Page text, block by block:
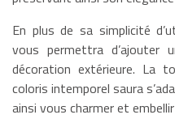
En plus de sa simplicité
vous permettra d’ajouter
décoration extérieure. La
coloris intemporel saura
ainsi vous charmer et